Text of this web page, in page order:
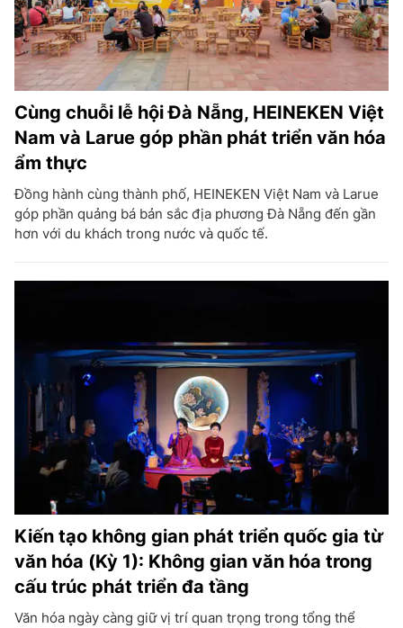
Cùng chuỗi lễ hội Đà Nẵng, HEINEKEN Việt
Nam và Larue góp phần phát triển văn hóa
ẩm thực
Đồng hành cùng thành phố, HEINEKEN Việt Nam và Larue
góp phần quảng bá bản sắc địa phương Đà Nẵng đến gần
hơn với du khách trong nước và quốc tế.
Kiến tạo không gian phát triển quốc gia từ
văn hóa (Kỳ 1): Không gian văn hóa trong
cấu trúc phát triển đa tầng
Văn hóa ngày càng giữ vị trí quan trọng trong tổng thể